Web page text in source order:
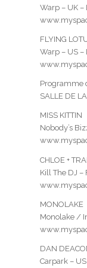
Warp – UK –
FLYING
Warp – US
Programme
SALLE DE
MISS KITTIN
Nobody’s
CHLOE +
Kill The DJ
MONOLAKE
Monolake /
DAN
Carpark –